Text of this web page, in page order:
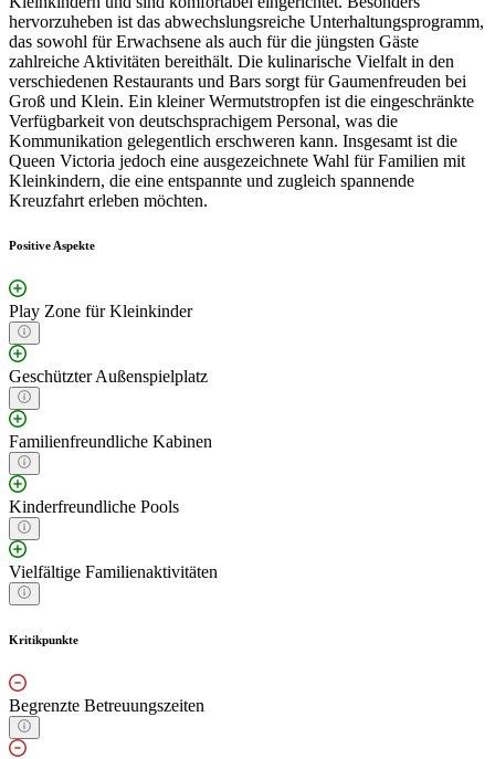
hervorzuheben ist das abwechslungsreiche Unterhaltungsprogramm,
das sowohl für Erwachsene als auch für die jüngsten Gäste
zahlreiche Aktivitäten bereithält. Die kulinarische Vielfalt in den
verschiedenen Restaurants und Bars sorgt für Gaumenfreuden bei
Groß und Klein. Ein kleiner Wermutstropfen ist die eingeschränkte
Verfügbarkeit von deutschsprachigem Personal, was die
Kommunikation gelegentlich erschweren kann. Insgesamt ist die
Queen Victoria jedoch eine ausgezeichnete Wahl für Familien mit
Kleinkindern, die eine entspannte und zugleich spannende
Kreuzfahrt erleben möchten.
Positive Aspekte
Play Zone für Kleinkinder
Geschützter Außenspielplatz
Familienfreundliche Kabinen
Kinderfreundliche Pools
Vielfältige Familienaktivitäten
Kritikpunkte
Begrenzte Betreuungszeiten